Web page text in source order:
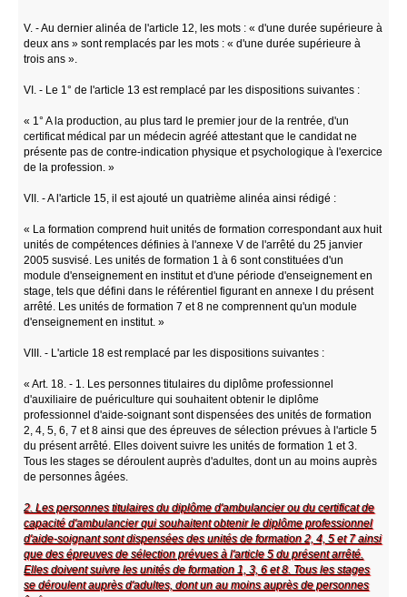
V. - Au dernier alinéa de l'article 12, les mots : « d'une durée supérieure à
deux ans » sont remplacés par les mots : « d'une durée supérieure à
trois ans ».
VI. - Le 1° de l'article 13 est remplacé par les dispositions suivantes :
« 1° A la production, au plus tard le premier jour de la rentrée, d'un
certificat médical par un médecin agréé attestant que le candidat ne
présente pas de contre-indication physique et psychologique à l'exercice
de la profession. »
VII. - A l'article 15, il est ajouté un quatrième alinéa ainsi rédigé :
« La formation comprend huit unités de formation correspondant aux huit
unités de compétences définies à l'annexe V de l'arrêté du 25 janvier
2005 susvisé. Les unités de formation 1 à 6 sont constituées d'un
module d'enseignement en institut et d'une période d'enseignement en
stage, tels que défini dans le référentiel figurant en annexe I du présent
arrêté. Les unités de formation 7 et 8 ne comprennent qu'un module
d'enseignement en institut. »
VIII. - L'article 18 est remplacé par les dispositions suivantes :
« Art. 18. - 1. Les personnes titulaires du diplôme professionnel
d'auxiliaire de puériculture qui souhaitent obtenir le diplôme
professionnel d'aide-soignant sont dispensées des unités de formation
2, 4, 5, 6, 7 et 8 ainsi que des épreuves de sélection prévues à l'article 5
du présent arrêté. Elles doivent suivre les unités de formation 1 et 3.
Tous les stages se déroulent auprès d'adultes, dont un au moins auprès
de personnes âgées.
2. Les personnes titulaires du diplôme d'ambulancier ou du certificat de
capacité d'ambulancier qui souhaitent obtenir le diplôme professionnel
d'aide-soignant sont dispensées des unités de formation 2, 4, 5 et 7 ainsi
que des épreuves de sélection prévues à l'article 5 du présent arrêté.
Elles doivent suivre les unités de formation 1, 3, 6 et 8. Tous les stages
se déroulent auprès d'adultes, dont un au moins auprès de personnes